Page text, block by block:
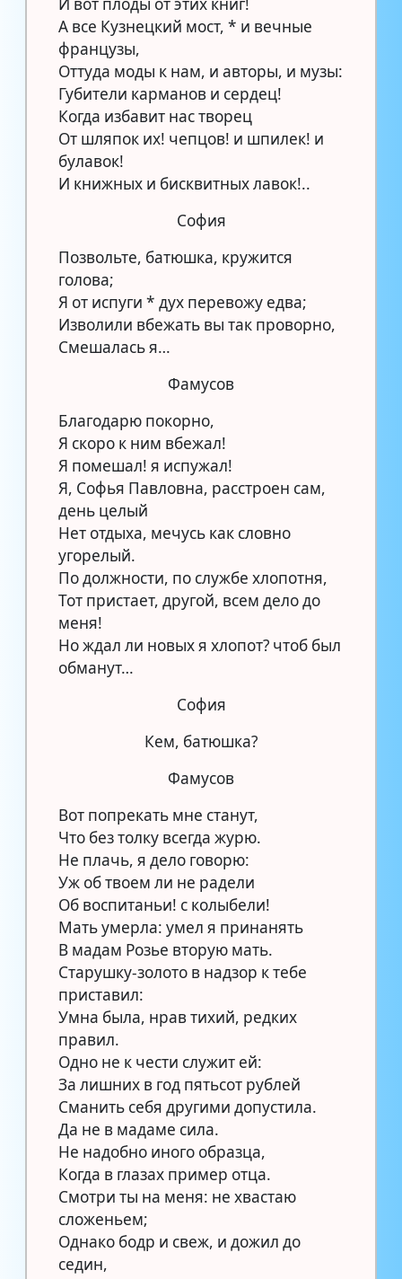
А все Кузнецкий мост, * и вечные
французы,
Оттуда моды к нам, и авторы, и музы:
Губители карманов и сердец!
Когда избавит нас творец
От шляпок их! чепцов! и шпилек! и
булавок!
И книжных и бисквитных лавок!..
София
Позвольте, батюшка, кружится
голова;
Я от испуги * дух перевожу едва;
Изволили вбежать вы так проворно,
Смешалась я…
Фамусов
Благодарю покорно,
Я скоро к ним вбежал!
Я помешал! я испужал!
Я, Софья Павловна, расстроен сам,
день целый
Нет отдыха, мечусь как словно
угорелый.
По должности, по службе хлопотня,
Тот пристает, другой, всем дело до
меня!
Но ждал ли новых я хлопот? чтоб был
обманут…
София
Кем, батюшка?
Фамусов
Вот попрекать мне станут,
Что без толку всегда журю.
Не плачь, я дело говорю:
Уж об твоем ли не радели
Об воспитаньи! с колыбели!
Мать умерла: умел я принанять
В мадам Розье вторую мать.
Старушку-золото в надзор к тебе
приставил:
Умна была, нрав тихий, редких
правил.
Одно не к чести служит ей:
За лишних в год пятьсот рублей
Сманить себя другими допустила.
Да не в мадаме сила.
Не надобно иного образца,
Когда в глазах пример отца.
Смотри ты на меня: не хвастаю
сложеньем;
Однако бодр и свеж, и дожил до
седин,